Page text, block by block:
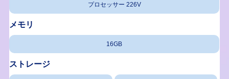
プロセッサー 226V
メモリ
16GB
ストレージ